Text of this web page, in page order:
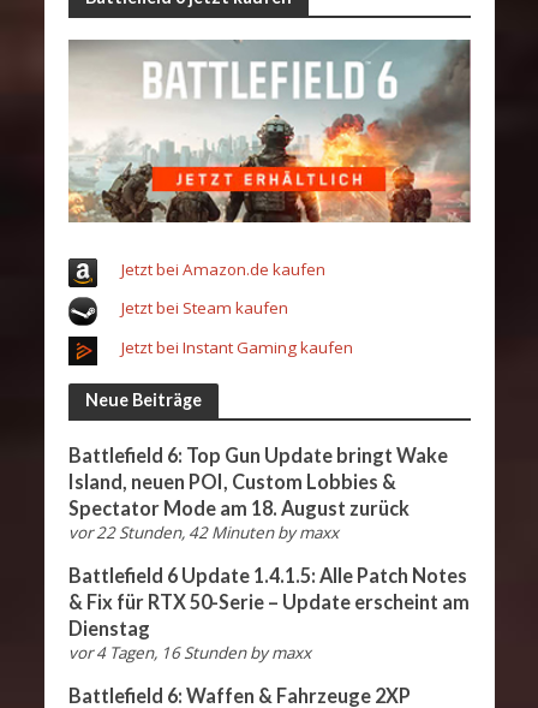
Jetzt bei Amazon.de kaufen
Jetzt bei Steam kaufen
Jetzt bei Instant Gaming kaufen
Neue Beiträge
Battlefield 6: Top Gun Update bringt Wake
Island, neuen POI, Custom Lobbies &
Spectator Mode am 18. August zurück
vor 22 Stunden, 42 Minuten bymaxx
Battlefield 6 Update 1.4.1.5: Alle Patch Notes
& Fix für RTX 50-Serie – Update erscheint am
Dienstag
vor 4 Tagen, 16 Stunden bymaxx
Battlefield 6: Waffen & Fahrzeuge 2XP